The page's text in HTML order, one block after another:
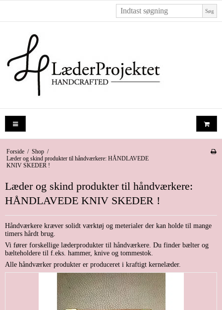
Søg
Forside / Shop /
Læder og skind produkter til håndværkere: HÅNDLAVEDE
KNIV SKEDER !
Læder og skind produkter til håndværkere:
HÅNDLAVEDE KNIV SKEDER !
Håndværkere kræver solidt værktøj og meterialer der kan holde til mange
timers hårdt brug.
Vi fører forskellige læderprodukter til håndværkere. Du finder bælter og
bælteholdere til f.eks. hammer, knive og tommestok.
Alle håndværker produkter er produceret i kraftigt kernelæder.